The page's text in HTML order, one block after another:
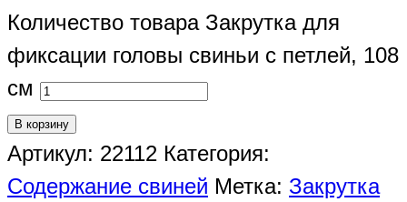
Количество товара Закрутка для
фиксации головы свиньи с петлей, 108
см
В корзину
Артикул: 22112 Категория:
Содержание свиней Метка: Закрутка